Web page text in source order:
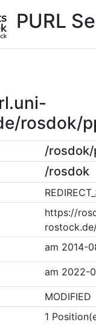
PURL
rosdok/
/
/rosdok
https://
am 2014-
am 2022-
MODIFIED
1